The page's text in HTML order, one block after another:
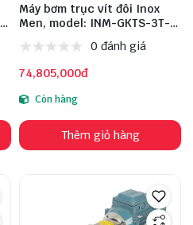
Máy bơm trục vít đôi Inox
Men, model: INM-GKTS-3T-
0 đánh giá
74,805,000đ
Còn hàng
Thêm giỏ hàng